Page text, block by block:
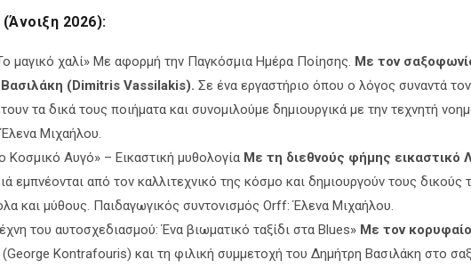
2026):
μαγικό χαλί» Με αφορμή την Παγκόσμια Ημέρα Ποίησης. Με τον
(Dimitris Vassilakis). Σε ένα εργαστήριο όπου ο λόγος συναντά
τα δικά τους ποιήματα και συνομιλούμε δημιουργικά με την τεχνητή
Μιχαήλου.
Κοσμικό Αυγό» – Εικαστική μυθολογία Με τη διεθνούς φήμης εικαστικό
εμπνέονται από τον καλλιτεχνικό της κόσμο και δημιουργούν τους δικούς
και μύθους. Παιδαγωγικός συντονισμός Orff: Έλενα Μιχαήλου.
του αυτοσχεδιασμού: Ένα βιωματικό ταξίδι στα Blues» Με τον κορυφαίο
(George Kontrafouris) και τη φιλική συμμετοχή του Δημήτρη Βασιλάκη στο